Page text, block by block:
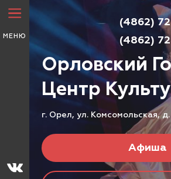
МЕНЮ
Орловский
Центр
г. Орел, ул. Комсомольская, д.
Афиша
(4862)
(4862)